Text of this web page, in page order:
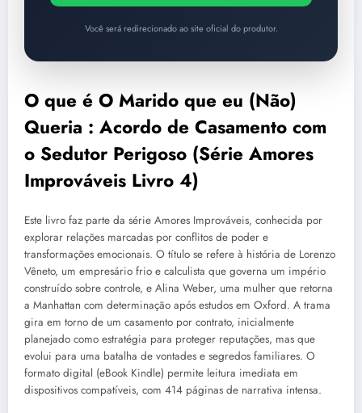
Você será redirecionado ao site oficial do produtor.
O que é O Marido que eu (Não)
Queria : Acordo de Casamento com
o Sedutor Perigoso (Série Amores
Improváveis Livro 4)
Este livro faz parte da série Amores Improváveis, conhecida por
explorar relações marcadas por conflitos de poder e
transformações emocionais. O título se refere à história de Lorenzo
Vêneto, um empresário frio e calculista que governa um império
construído sobre controle, e Alina Weber, uma mulher que retorna
a Manhattan com determinação após estudos em Oxford. A trama
gira em torno de um casamento por contrato, inicialmente
planejado como estratégia para proteger reputações, mas que
evolui para uma batalha de vontades e segredos familiares. O
formato digital (eBook Kindle) permite leitura imediata em
dispositivos compatíveis, com 414 páginas de narrativa intensa.